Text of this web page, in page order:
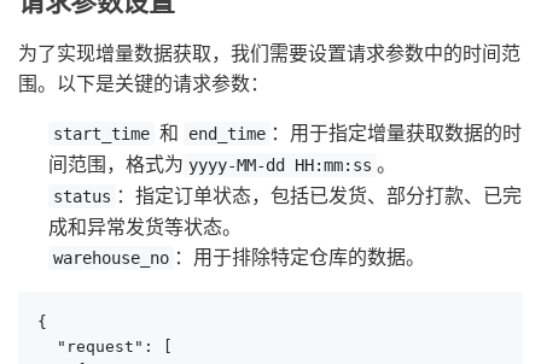
为了实现增量数据获取，我们需要设置请求参数中的时间范
围。以下是关键的请求参数：
start_time 和 end_time ：用于指定增量获取数据的时
间范围，格式为 yyyy-MM-dd HH:mm:ss 。
status ：指定订单状态，包括已发货、部分打款、已完
成和异常发货等状态。
warehouse_no ：用于排除特定仓库的数据。
{
  "request": [